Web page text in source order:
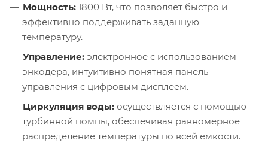
Мощность: 1800 Вт, что позволяет быстро и
эффективно поддерживать заданную
температуру.
Управление: электронное с использованием
энкодера, интуитивно понятная панель
управления с цифровым дисплеем.
Циркуляция воды: осуществляется с помощью
турбинной помпы, обеспечивая равномерное
распределение температуры по всей емкости.